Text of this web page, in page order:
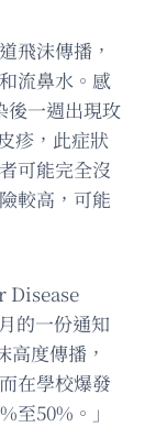
飛沫傳播，
流鼻水。感
後一週出現玫
疹，此症狀
可能完全沒
較高，可能
Disease
的一份通知
度傳播，
在學校爆發
至50%。」